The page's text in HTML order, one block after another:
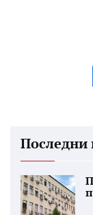
Последни